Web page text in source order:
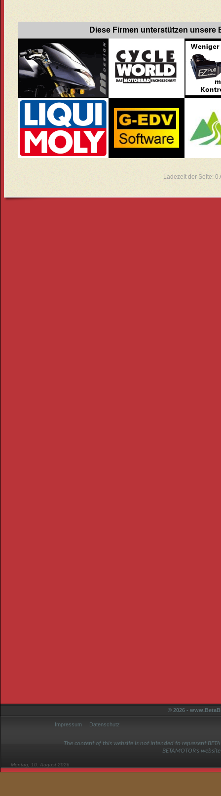
Diese Firmen unterstützen unsere
Ladezeit der Seite:
© 2026 -
Impressum Datenschutz
The content of this website is not intended to represent
BETAMOTOR’s
Montag, 10. August 2026